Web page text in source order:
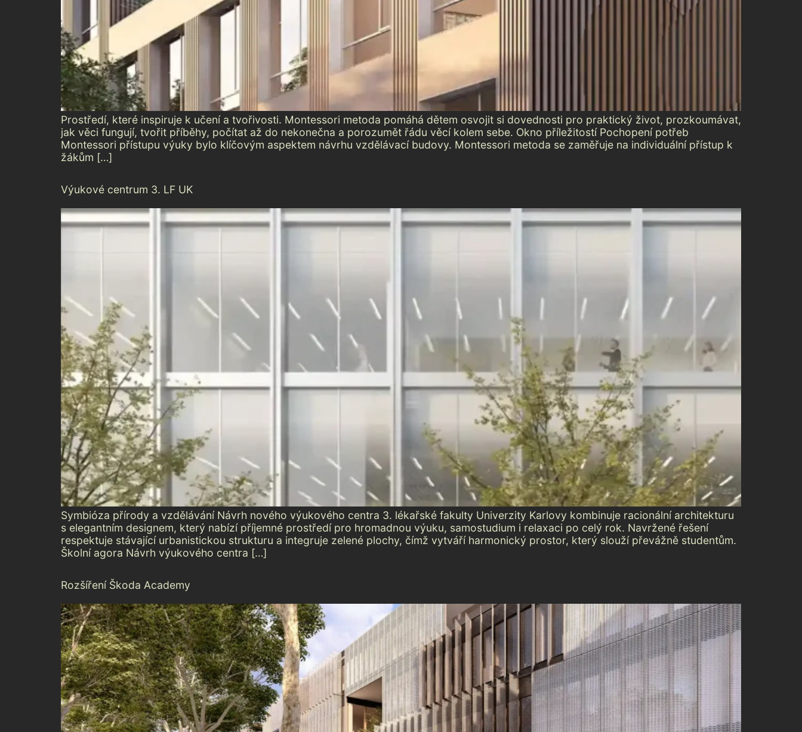
Prostředí, které inspiruje k učení a tvořivosti. Montessori metoda pomáhá dětem osvojit si dovednosti pro praktický život, prozkoumávat,
jak věci fungují, tvořit příběhy, počítat až do nekonečna a porozumět řádu věcí kolem sebe. Okno příležitostí Pochopení potřeb
Montessori přístupu výuky bylo klíčovým aspektem návrhu vzdělávací budovy. Montessori metoda se zaměřuje na individuální přístup k
žákům […]
Výukové centrum 3. LF UK
Symbióza přírody a vzdělávání Návrh nového výukového centra 3. lékařské fakulty Univerzity Karlovy kombinuje racionální architekturu
s elegantním designem, který nabízí příjemné prostředí pro hromadnou výuku, samostudium i relaxaci po celý rok. Navržené řešení
respektuje stávající urbanistickou strukturu a integruje zelené plochy, čímž vytváří harmonický prostor, který slouží převážně studentům.
Školní agora Návrh výukového centra […]
Rozšíření Škoda Academy